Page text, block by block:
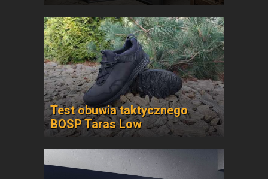
Test obuwia taktycznego
BOSP Taras Low